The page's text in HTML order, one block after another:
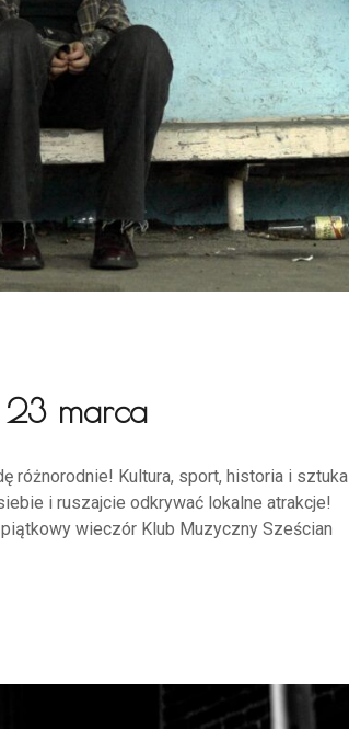
23 marca
różnorodnie! Kultura, sport, historia i sztuka
i ruszajcie odkrywać lokalne atrakcje!
wieczór Klub Muzyczny Sześcian